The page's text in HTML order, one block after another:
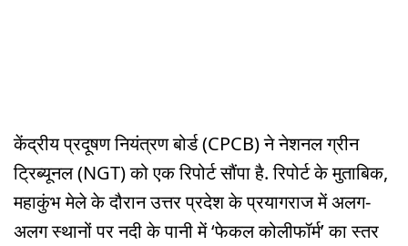
केंद्रीय प्रदूषण नियंत्रण बोर्ड (CPCB) ने नेशनल ग्रीन
ट्रिब्यूनल (NGT) को एक रिपोर्ट सौंपा है. रिपोर्ट के मुताबिक,
महाकुंभ मेले के दौरान उत्तर प्रदेश के प्रयागराज में अलग-
अलग स्थानों पर नदी के पानी में ‘फेकल कोलीफॉर्म’ का स्तर